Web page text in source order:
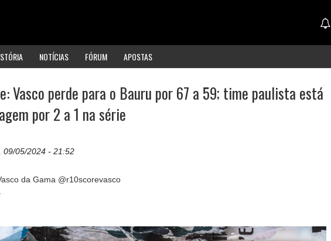
NOTÍCIAS FÓRUM APOSTAS
Vasco perde para o Bauru por 67 a 59; time paulista está
por 2 a 1 na série
09/05/2024 - 21:52
da Gama @r10scorevasco